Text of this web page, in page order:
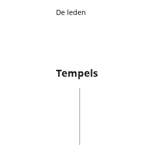
De leden
Tempels